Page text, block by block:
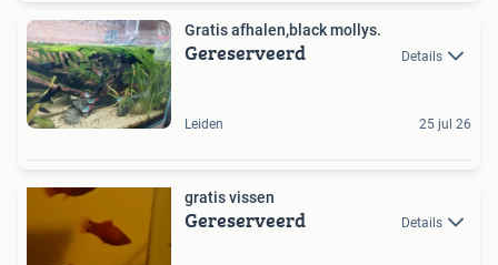
Gratis afhalen,black mollys.
Gereserveerd Details
Leiden 25 jul 26
gratis vissen
Gereserveerd Details